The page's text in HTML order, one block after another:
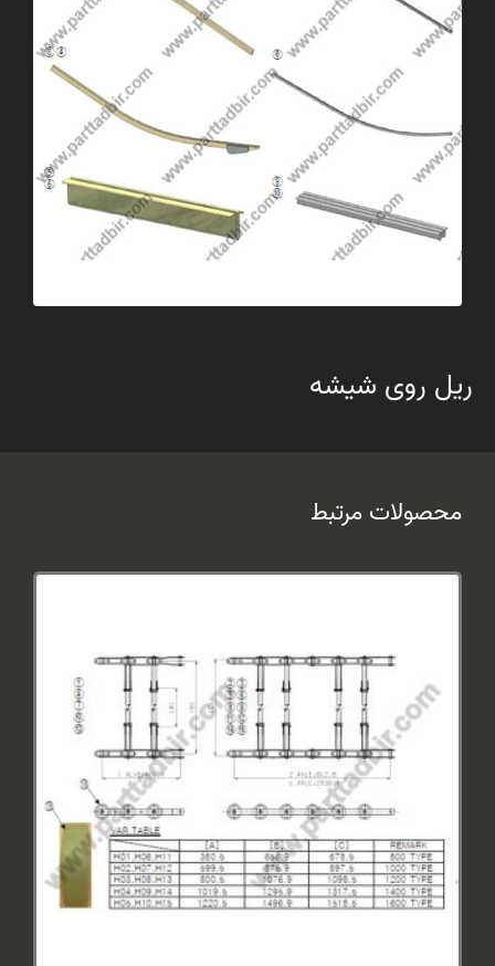
ریل روی شیشه
محصولات مرتبط